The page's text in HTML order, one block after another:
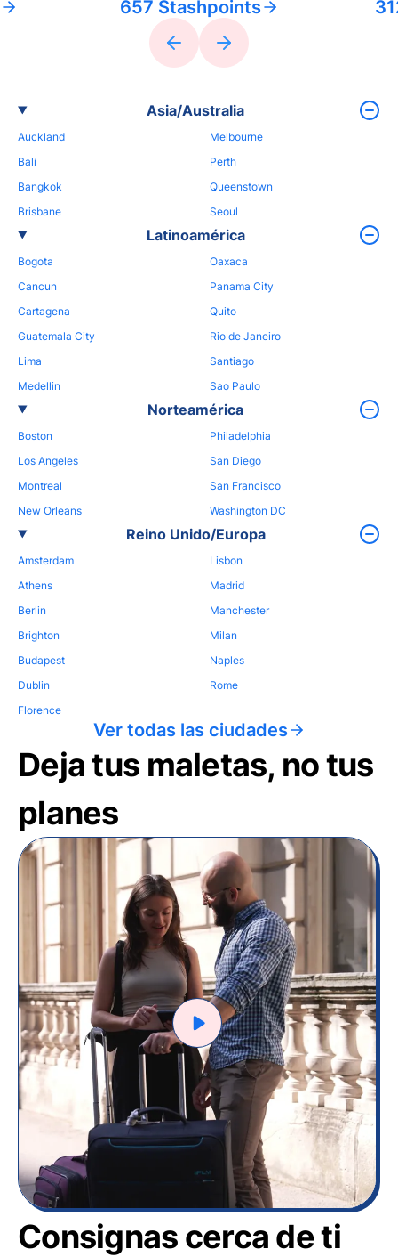
657 Stashpoints
Asia/Australia
Auckland
Bali
Bangkok
Brisbane
Melbourne
Perth
Queenstown
Seoul
Latinoamérica
Bogota
Cancun
Cartagena
Guatemala City
Lima
Medellin
Oaxaca
Panama City
Quito
Rio de Janeiro
Santiago
Sao Paulo
Norteamérica
Boston
Los Angeles
Montreal
New Orleans
Philadelphia
San Diego
San Francisco
Washington DC
Reino Unido/Europa
Amsterdam
Athens
Berlin
Brighton
Budapest
Dublin
Florence
Lisbon
Madrid
Manchester
Milan
Naples
Rome
Ver todas las ciudades
Deja tus maletas, no tus
planes
Consignas cerca de ti